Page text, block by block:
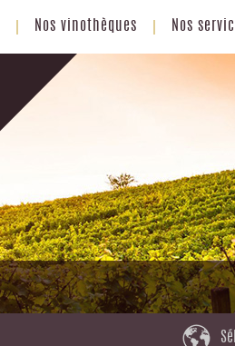
Nos vinothèques Nos